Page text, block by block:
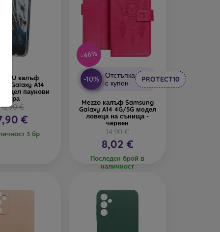
TPU калъф
Galaxy A14
модел паунови
пера
12,90 €
€
3 бр
-46%
-10%
Отстъпка
с купон
PROTECT10
Mezzo калъф Samsung
Galaxy A14 4G/5G модел
ловеца на сънища -
червен
14,90 €
8,02 €
Последен брой в
наличност